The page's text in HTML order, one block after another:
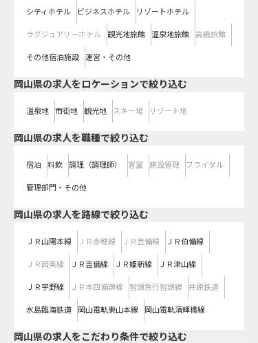
シティホテル ビジネスホテル リゾートホテル
ラグジュアリーホテル 観光地旅館 温泉地旅館 高級旅館
その他宿泊施設 運営・その他
岡山県の求人をロケーションで絞り込む
温泉地 市街地 観光地 スキー場 リゾート地
岡山県の求人を職種で絞り込む
宿泊 料飲 調理（調理師） 客室 施設管理 ブライダル
管理部門・その他
岡山県の求人を路線で絞り込む
ＪＲ山陽本線 ＪＲ赤穂線 ＪＲ芸備線 ＪＲ伯備線
ＪＲ因美線 ＪＲ吉備線 ＪＲ姫新線 ＪＲ津山線
ＪＲ宇野線 ＪＲ本四備讃線 智頭急行智頭線 井原鉄道
水島臨海鉄道 岡山電軌東山本線 岡山電軌清輝橋線
岡山県の求人をこだわり条件で絞り込む